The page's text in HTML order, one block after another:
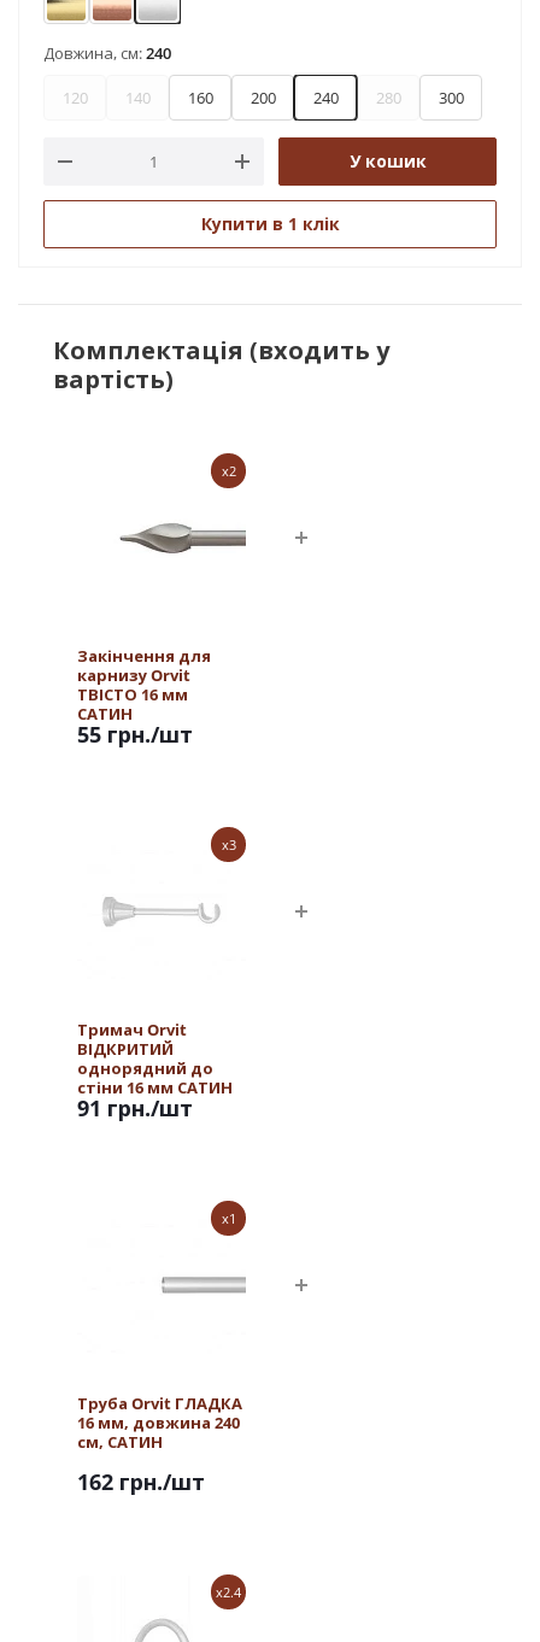
ЗолотоМідьСатин
Довжина, см:240
120 140 160 200 240 280 300
У кошик
Купити в 1 клік
Комплектація (входить у
вартість)
x2
Закінчення для
карнизу Orvit
ТВІСТО 16 мм
САТИН
55 грн./шт
x3
Тримач Orvit
ВІДКРИТИЙ
однорядний до
стіни 16 мм САТИН
91 грн./шт
x1
Труба Orvit ГЛАДКА
16 мм, довжина 240
см, САТИН
162 грн./шт
x2.4